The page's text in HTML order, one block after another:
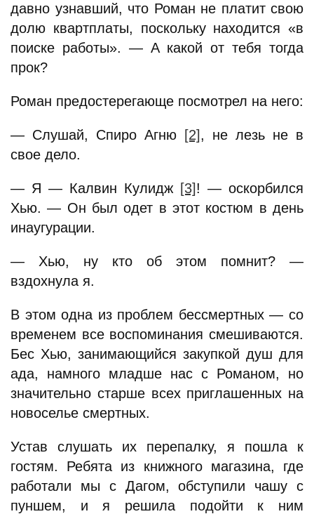
давно узнавший, что Роман не платит свою
долю квартплаты, поскольку находится «в
поиске работы». — А какой от тебя тогда
прок?
Роман предостерегающе посмотрел на него:
— Слушай, Спиро Агню [2], не лезь не в
свое дело.
— Я — Калвин Кулидж [3]! — оскорбился
Хью. — Он был одет в этот костюм в день
инаугурации.
— Хью, ну кто об этом помнит? —
вздохнула я.
В этом одна из проблем бессмертных — со
временем все воспоминания смешиваются.
Бес Хью, занимающийся закупкой душ для
ада, намного младше нас с Романом, но
значительно старше всех приглашенных на
новоселье смертных.
Устав слушать их перепалку, я пошла к
гостям. Ребята из книжного магазина, где
работали мы с Дагом, обступили чашу с
пуншем, и я решила подойти к ним